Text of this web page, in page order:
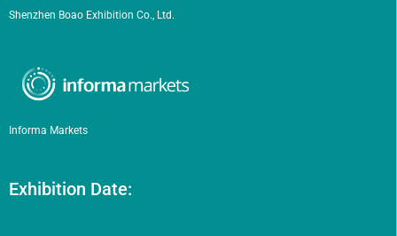
Shenzhen Boao Exhibition Co., Ltd.
Informa Markets
Exhibition Date: